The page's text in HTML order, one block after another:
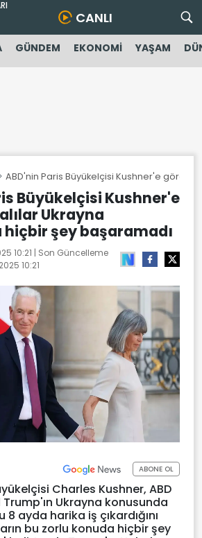
CANLI
GÜNDEM EKONOMİ YAŞAM
ABD'nin Paris Büyükelçisi Kushner'e göre
Büyükelçisi Kushner'e
Ukrayna
şey başaramadı
10:21 | Son Güncelleme
10:21
ABONE OL
Charles Kushner, ABD
Trump'ın Ukrayna konusunda
ayda harika iş çıkardığını
bu zorlu konuda hiçbir şey